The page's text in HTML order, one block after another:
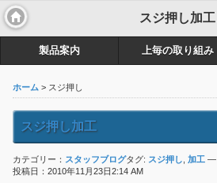
スジ押し加工
製品案内 上毎の取り組み
ホーム > スジ押し
スジ押し加工
カテゴリー： スタッフブログタグ: スジ押し 加工 —
投稿日：2010年11月23日2:14 AM